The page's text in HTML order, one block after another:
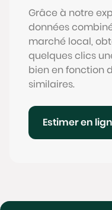
Grâce à notre
données
marché local,
quelques clics
bien en fonction
similaires.
Estimer en